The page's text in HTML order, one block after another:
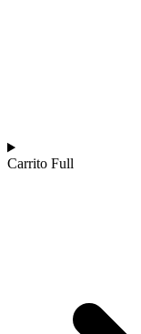
Carrito Full